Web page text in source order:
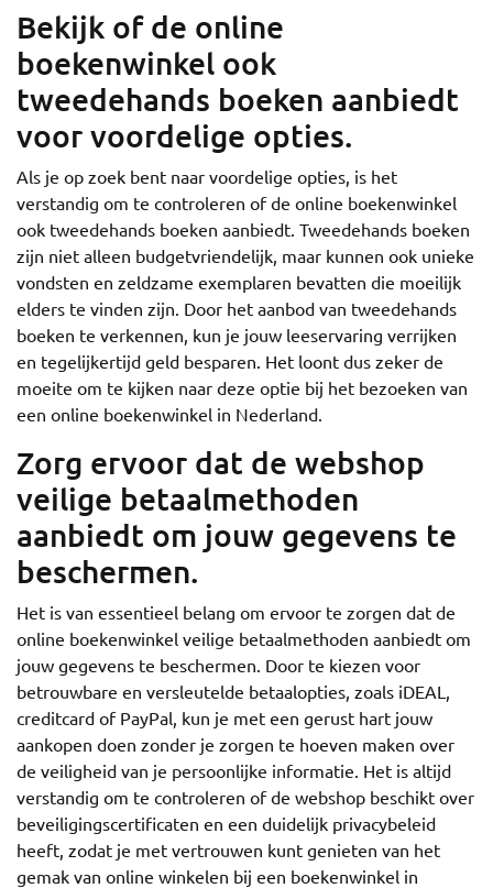
Bekijk of de online
boekenwinkel ook
tweedehands boeken aanbiedt
voor voordelige opties.
Als je op zoek bent naar voordelige opties, is het
verstandig om te controleren of de online boekenwinkel
ook tweedehands boeken aanbiedt. Tweedehands boeken
zijn niet alleen budgetvriendelijk, maar kunnen ook unieke
vondsten en zeldzame exemplaren bevatten die moeilijk
elders te vinden zijn. Door het aanbod van tweedehands
boeken te verkennen, kun je jouw leeservaring verrijken
en tegelijkertijd geld besparen. Het loont dus zeker de
moeite om te kijken naar deze optie bij het bezoeken van
een online boekenwinkel in Nederland.
Zorg ervoor dat de webshop
veilige betaalmethoden
aanbiedt om jouw gegevens te
beschermen.
Het is van essentieel belang om ervoor te zorgen dat de
online boekenwinkel veilige betaalmethoden aanbiedt om
jouw gegevens te beschermen. Door te kiezen voor
betrouwbare en versleutelde betaalopties, zoals iDEAL,
creditcard of PayPal, kun je met een gerust hart jouw
aankopen doen zonder je zorgen te hoeven maken over
de veiligheid van je persoonlijke informatie. Het is altijd
verstandig om te controleren of de webshop beschikt over
beveiligingscertificaten en een duidelijk privacybeleid
heeft, zodat je met vertrouwen kunt genieten van het
gemak van online winkelen bij een boekenwinkel in